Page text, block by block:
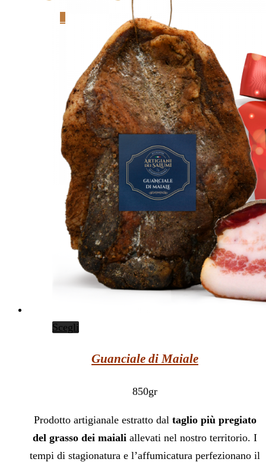
Scegli
Guanciale di Maiale
850gr
Prodotto artigianale estratto dal taglio più pregiato
del grasso dei maiali allevati nel nostro territorio. I
tempi di stagionatura e l’affumicatura perfezionano il